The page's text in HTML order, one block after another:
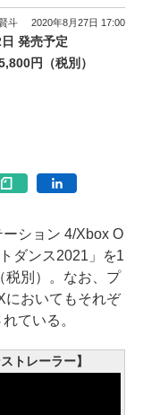
斗 2020年8月27日 17:00
発売予定
円（税別）
ション 4/Xbox O
ダンス2021」を1
税別）。なお、プ
においてもそれぞ
ている。
トレーラー】